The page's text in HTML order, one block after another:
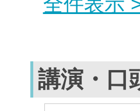
講演・口